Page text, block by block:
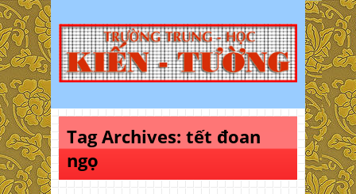
Tag Archives: tết đoan
ngọ